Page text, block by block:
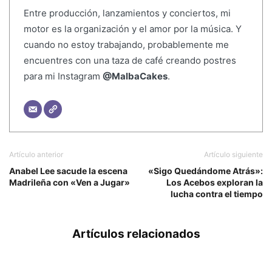
Entre producción, lanzamientos y conciertos, mi
motor es la organización y el amor por la música. Y
cuando no estoy trabajando, probablemente me
encuentres con una taza de café creando postres
para mi Instagram @MalbaCakes.
Artículo anterior
Anabel Lee sacude la escena
Madrileña con «Ven a Jugar»
Artículo siguiente
«Sigo Quedándome Atrás»:
Los Acebos exploran la
lucha contra el tiempo
Artículos relacionados